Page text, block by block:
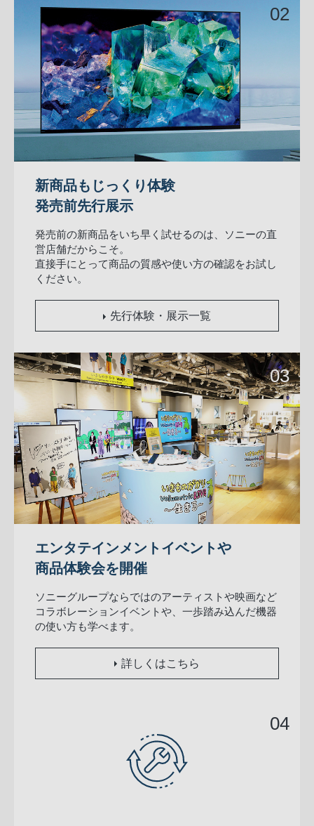
新商品もじっくり体験
発売前先行展示
発売前の新商品をいち早く試せるのは、ソニーの直
営店舗だからこそ。
直接手にとって商品の質感や使い方の確認をお試し
ください。
先行体験・展示一覧
エンタテインメントイベントや
商品体験会を開催
ソニーグループならではのアーティストや映画など
コラボレーションイベントや、一歩踏み込んだ機器
の使い方も学べます。
詳しくはこちら